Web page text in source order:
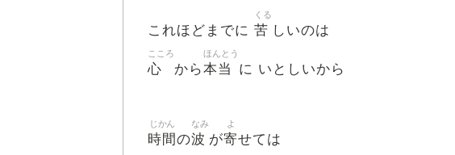
これほどまでに 苦
くる
しいのは
心
こころ
から本当
ほんとう
に いとしいから
時間
じかん
の波
なみ
が寄
よ
せては